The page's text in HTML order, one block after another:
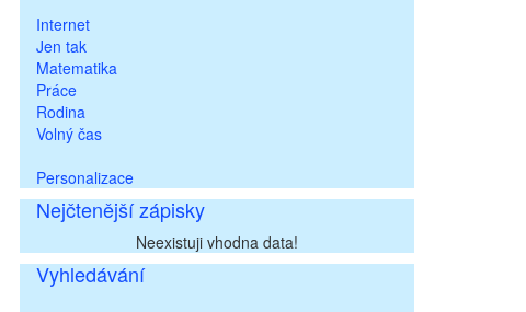
Internet
Jen tak
Matematika
Práce
Rodina
Volný čas
Personalizace
Nejčtenější zápisky
Neexistuji vhodna data!
Vyhledávání